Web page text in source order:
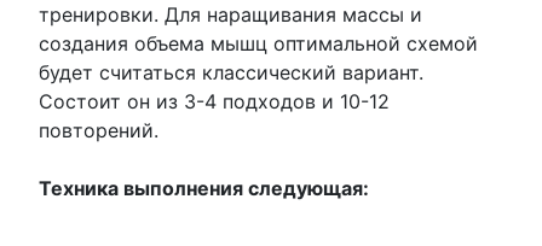
тренировки. Для наращивания массы и
создания объема мышц оптимальной схемой
будет считаться классический вариант.
Состоит он из 3-4 подходов и 10-12
повторений.
Техника выполнения следующая: